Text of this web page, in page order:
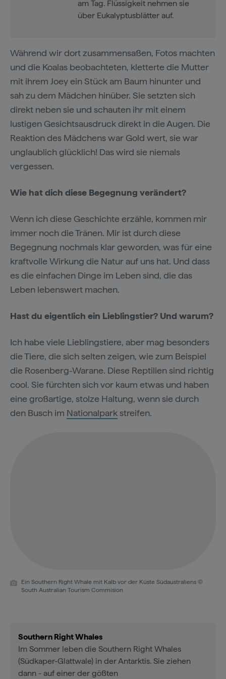
am Tag. Flüssigkeit nehmen sie
über Eukalyptusblätter auf.
Während wir dort zusammensaßen, Fotos machten
und die Koalas beobachteten, kletterte die Mutter
mit ihrem Joey ein Stück am Baum hinunter und
sah zu dem Mädchen hinüber. Sie setzten sich
direkt neben sie und schauten ihr mit einem
lustigen Gesichtsausdruck direkt in die Augen. Die
Reaktion des Mädchens war Gold wert, sie war
unglaublich glücklich! Das wird sie niemals
vergessen.
Wie hat dich diese Begegnung verändert?
Wenn ich diese Geschichte erzähle, kommen mir
immer noch die Tränen. Mir ist durch diese
Begegnung nochmals klar geworden, was für eine
kraftvolle Wirkung die Natur auf uns hat. Und dass
es die einfachen Dinge im Leben sind, die das
Leben lebenswert machen.
Hast du eigentlich ein Lieblingstier? Und warum?
Ich habe viele Lieblingstiere, aber mag besonders
die Tiere, die sich selten zeigen, wie zum Beispiel
die Rosenberg-Warane. Diese Reptilien sind richtig
cool. Sie fürchten sich vor kaum etwas und haben
eine großartige, stolze Haltung, wenn sie durch
den Busch im Nationalparkstreifen.
Ein Southern Right Whale mit Kalb vor der Küste Südaustraliens ©
South Australian Tourism Commision
Southern Right Whales
Im Sommer leben die Southern Right Whales
(Südkaper-Glattwale) in der Antarktis. Sie ziehen
dann - auf einer der gößten